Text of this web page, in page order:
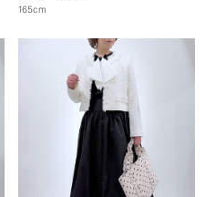
165cm